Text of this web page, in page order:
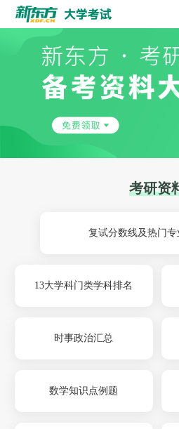
考研资
复试分数线及热门
13大学科门类学科排名
时事政治汇总
数学知识点例题